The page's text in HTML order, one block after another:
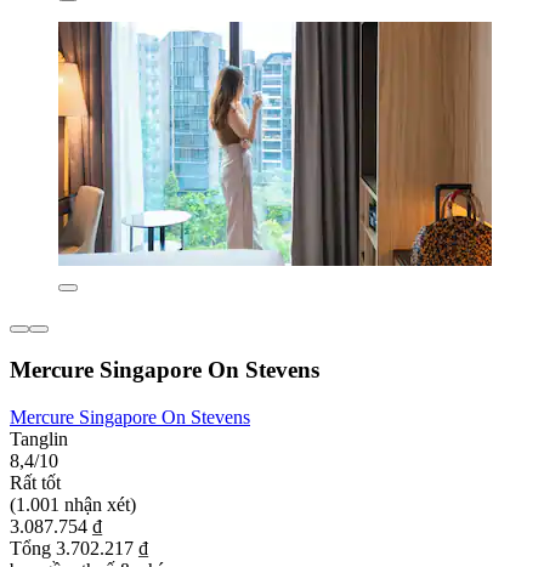
Mercure Singapore On Stevens
Mercure Singapore On Stevens
Tanglin
8,4/10
Rất tốt
(1.001 nhận xét)
3.087.754 ₫
Tổng 3.702.217 ₫